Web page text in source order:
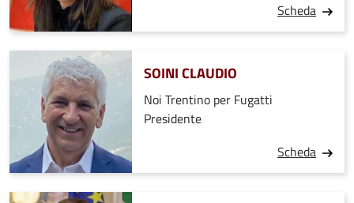
Scheda
SOINI CLAUDIO
Noi Trentino per Fugatti
Presidente
Scheda